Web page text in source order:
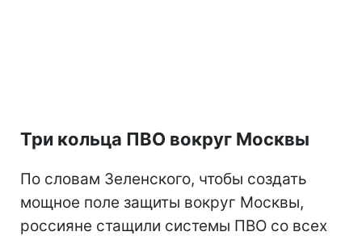
Три кольца ПВО вокруг Москвы
По словам Зеленского, чтобы создать
мощное поле защиты вокруг Москвы,
россияне стащили системы ПВО со всех